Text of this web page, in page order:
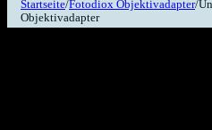
Startseite/Fotodiox Objektivadapter/
Objektivadapter